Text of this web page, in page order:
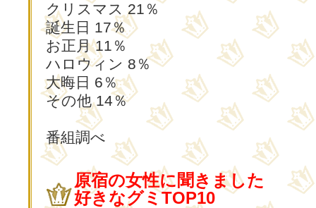
クリスマス 21％
誕生日 17％
お正月 11％
ハロウィン 8％
大晦日 6％
その他 14％
番組調べ
原宿の女性に聞きました
好きなグミTOP10